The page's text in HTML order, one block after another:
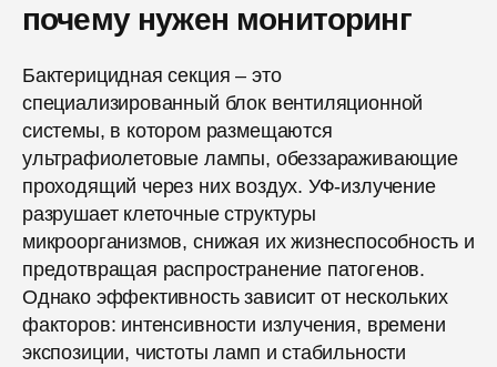
почему нужен мониторинг
Бактерицидная секция – это
специализированный блок вентиляционной
системы, в котором размещаются
ультрафиолетовые лампы, обеззараживающие
проходящий через них воздух. УФ-излучение
разрушает клеточные структуры
микроорганизмов, снижая их жизнеспособность и
предотвращая распространение патогенов.
Однако эффективность зависит от нескольких
факторов: интенсивности излучения, времени
экспозиции, чистоты ламп и стабильности